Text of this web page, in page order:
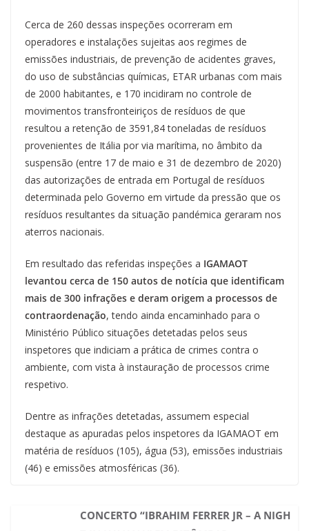
Cerca de 260 dessas inspeções ocorreram em
operadores e instalações sujeitas aos regimes de
emissões industriais, de prevenção de acidentes graves,
do uso de substâncias químicas, ETAR urbanas com mais
de 2000 habitantes, e 170 incidiram no controle de
movimentos transfronteiriços de resíduos de que
resultou a retenção de 3591,84 toneladas de resíduos
provenientes de Itália por via marítima, no âmbito da
suspensão (entre 17 de maio e 31 de dezembro de 2020)
das autorizações de entrada em Portugal de resíduos
determinada pelo Governo em virtude da pressão que os
resíduos resultantes da situação pandémica geraram nos
aterros nacionais.
Em resultado das referidas inspeções a IGAMAOT
levantou cerca de 150 autos de notícia que identificam
mais de 300 infrações e deram origem a processos de
contraordenação, tendo ainda encaminhado para o
Ministério Público situações detetadas pelos seus
inspetores que indiciam a prática de crimes contra o
ambiente, com vista à instauração de processos crime
respetivo.
Dentre as infrações detetadas, assumem especial
destaque as apuradas pelos inspetores da IGAMAOT em
matéria de resíduos (105), água (53), emissões industriais
(46) e emissões atmosféricas (36).
CONCERTO “IBRAHIM FERRER JR – A NIGH